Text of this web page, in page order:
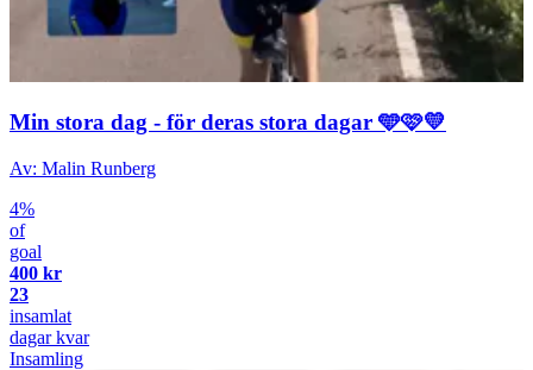
Min stora dag - för deras stora dagar 🩵🩷💛
Av: Malin Runberg
4%
of
goal
400 kr
23
insamlat
dagar kvar
Insamling